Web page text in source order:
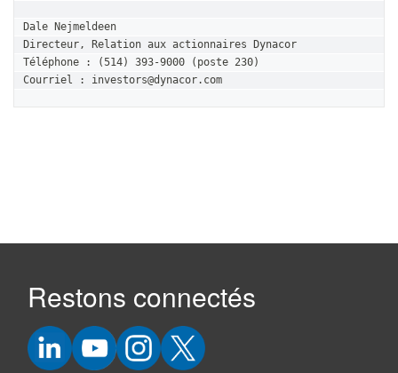
Dale Nejmeldeen
Directeur, Relation aux actionnaires Dynacor
Téléphone : (514) 393-9000 (poste 230)
Courriel : investors@dynacor.com
Restons connectés